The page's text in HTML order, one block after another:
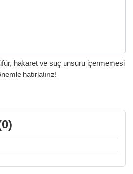
hakaret ve suç unsuru içermemesi
hatırlatırız!
0)